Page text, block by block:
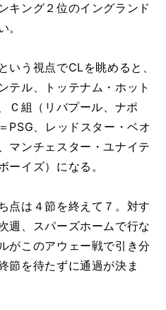
キング２位のイングランド
。
う視点でCLを眺めると、
テル、トッテナム・ホット
Ｃ組（リバプール、ナポ
PSG、レッドスター・ベオ
マンチェスター・ユナイテ
ーイズ）になる。
点は４節を終えて７。対す
週、スパーズホームで行な
がこのアウェー戦で引き分
節を待たずに通過が決ま